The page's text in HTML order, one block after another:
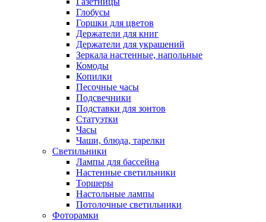
Глобусы
Горшки для цветов
Держатели для книг
Держатели для украшений
Зеркала настенные, напольные
Комоды
Копилки
Песочные часы
Подсвечники
Подставки для зонтов
Статуэтки
Часы
Чаши, блюда, тарелки
Светильники
Лампы для бассейна
Настенные светильники
Торшеры
Настольные лампы
Потолочные светильники
Фоторамки